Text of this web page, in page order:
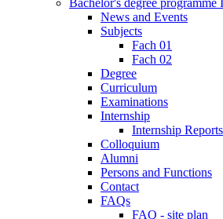
Bachelor's degree programme
News and Events
Subjects
Fach 01
Fach 02
Degree
Curriculum
Examinations
Internship
Internship Reports
Colloquium
Alumni
Persons and Functions
Contact
FAQs
FAQ - site plan